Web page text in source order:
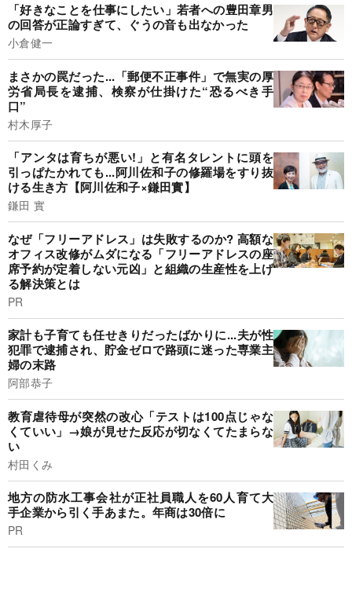
「好きなことを仕事にしたい」若者への豊田章男
の回答が正論すぎて、ぐうの音も出なかった
小倉健一
まさかの罠だった...「郵便不正事件」で無実の厚
労省局長を逮捕、検察が仕掛けた“恐るべき手
口”
村木厚子
「アンタは育ちが悪い!」と有名タレントに頭を
引っぱたかれても...阿川佐和子の修羅場をすり抜
ける生き方【阿川佐和子×鎌田實】
鎌田 實
なぜ「フリーアドレス」は失敗するのか? 高額な
オフィス改修がムダになる「フリーアドレスの座
席予約が定着しない元凶」と組織の生産性を上げ
る解決策とは
PR
家計も子育ても任せきりだったばかりに...夫が性
犯罪で逮捕され、貯金ゼロで路頭に迷った専業主
婦の末路
阿部恭子
教育虐待母が突然の改心「テストは100点じゃな
くていい」→娘が見せた反応が切なくてたまらな
い
村田くみ
地方の防水工事会社が正社員職人を60人育て大
手企業から引く手あまた。年商は30倍に
PR